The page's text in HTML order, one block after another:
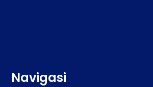
Navigasi